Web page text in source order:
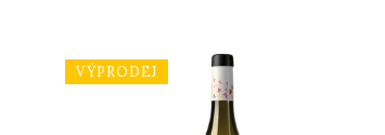
VÝPRODEJ